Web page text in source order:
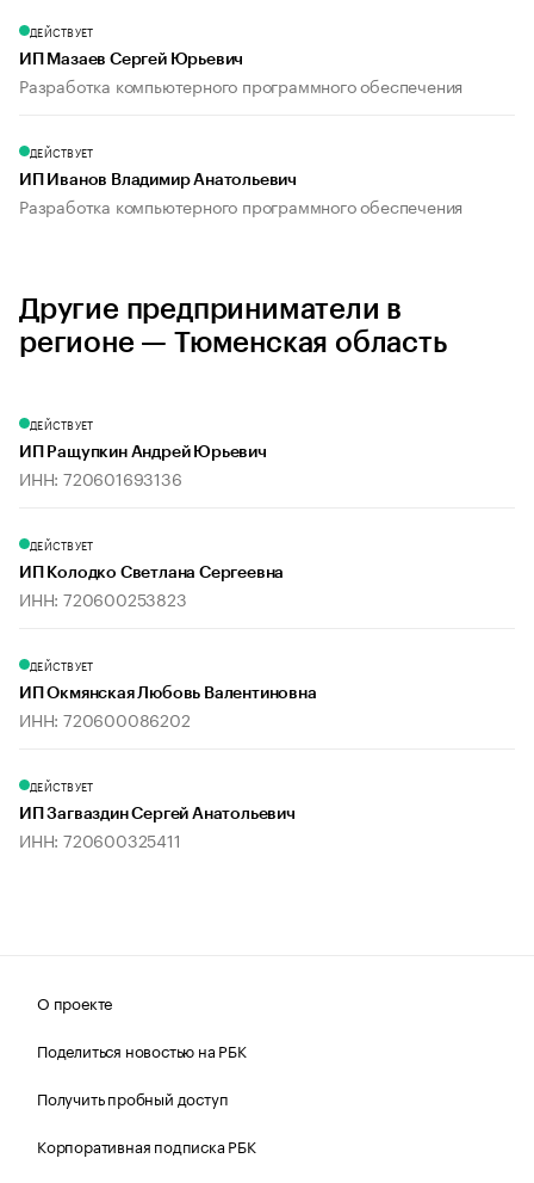
ДЕЙСТВУЕТ
ИП Мазаев Сергей Юрьевич
Разработка компьютерного программного обеспечения
ДЕЙСТВУЕТ
ИП Иванов Владимир Анатольевич
Разработка компьютерного программного обеспечения
Другие предприниматели в
регионе — Тюменская область
ДЕЙСТВУЕТ
ИП Ращупкин Андрей Юрьевич
ИНН: 720601693136
ДЕЙСТВУЕТ
ИП Колодко Светлана Сергеевна
ИНН: 720600253823
ДЕЙСТВУЕТ
ИП Окмянская Любовь Валентиновна
ИНН: 720600086202
ДЕЙСТВУЕТ
ИП Загваздин Сергей Анатольевич
ИНН: 720600325411
О проекте
Поделиться новостью на РБК
Получить пробный доступ
Корпоративная подписка РБК